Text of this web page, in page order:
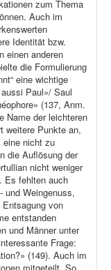
zum Thema
Auch im
Identität bzw.
einen anderen
die Formulierung
eine wichtige
Paul»/ Saul
(137, Anm.
Name der leichteren
weitere Punkte an,
eine nicht zu
die Auflösung der
nicht weniger
Es fehlten auch
und Weingenuss,
von
entstanden
und Männer unter
Frage:
(149). Auch im